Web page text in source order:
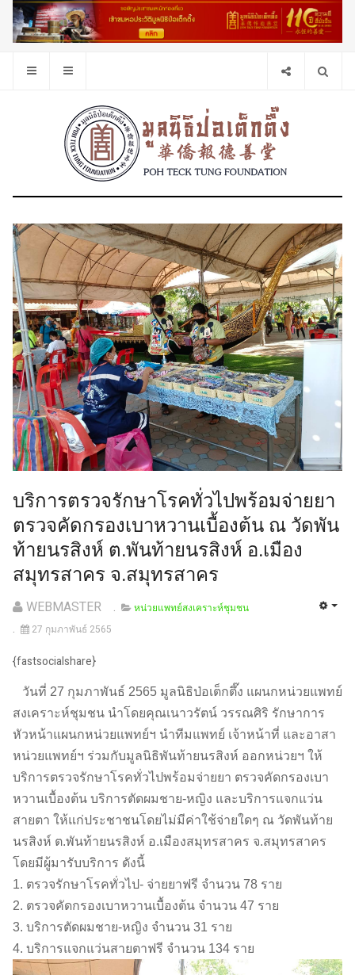
บริการตรวจรักษาโรคทั่วไปพร้อมจ่ายยา
ตรวจคัดกรองเบาหวานเบื้องต้น ณ วัดพัน
ท้ายนรสิงห์ ต.พันท้ายนรสิงห์ อ.เมือง
สมุทรสาคร จ.สมุทรสาคร
WEBMASTER
หน่วยแพทย์สงเคราะห์ชุมชน
27 กุมภาพันธ์ 2565
{fastsocialshare}
วันที่ 27 กุมภาพันธ์ 2565 มูลนิธิป่อเต็กตึ๊ง แผนกหน่วยแพทย์
สงเคราะห์ชุมชน นำโดยคุณเนาวรัตน์ วรรณศิริ รักษาการ
หัวหน้าแผนกหน่วยแพทย์ฯ นำทีมแพทย์ เจ้าหน้าที่ และอาสา
หน่วยแพทย์ฯ ร่วมกับมูลนิธิพันท้ายนรสิงห์ ออกหน่วยฯ ให้
บริการตรวจรักษาโรคทั่วไปพร้อมจ่ายยา ตรวจคัดกรองเบา
หวานเบื้องต้น บริการตัดผมชาย-หญิง และบริการแจกแว่น
สายตา ให้แก่ประชาชนโดยไม่มีค่าใช้จ่ายใดๆ ณ วัดพันท้าย
นรสิงห์ ต.พันท้ายนรสิงห์ อ.เมืองสมุทรสาคร จ.สมุทรสาคร
โดยมีผู้มารับบริการ ดังนี้
1. ตรวจรักษาโรคทั่วไป- จ่ายยาฟรี จำนวน 78 ราย
2. ตรวจคัดกรองเบาหวานเบื้องต้น จำนวน 47 ราย
3. บริการตัดผมชาย-หญิง จำนวน 31 ราย
4. บริการแจกแว่นสายตาฟรี จำนวน 134 ราย